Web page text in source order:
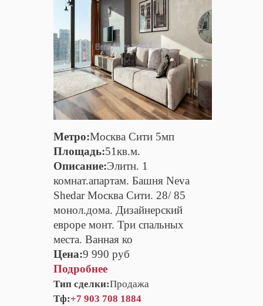
Метро:Москва Сити 5мп
Площадь:51кв.м.
Описание:Элитн. 1
комнат.апартам. Башня Neva
Shedar Москва Сити. 28/ 85
монол.дома. Дизайнерский
евроре монт. Три спальных
места. Ванная ко
Цена:9 990 руб
Подробнее
Тип сделки:Продажа
Тф:+7 903 708 1884